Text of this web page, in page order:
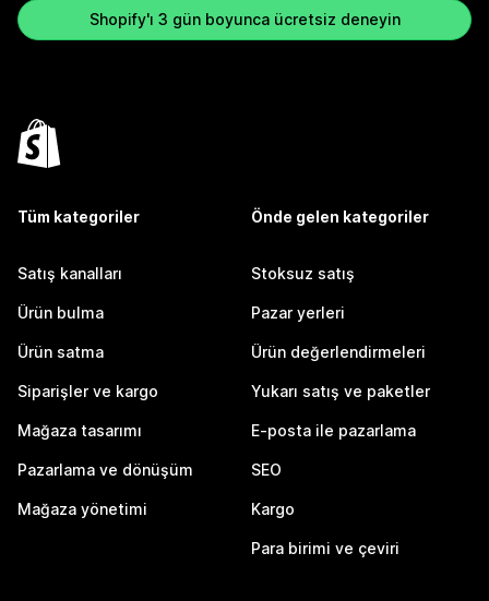
Shopify'ı 3 gün boyunca ücretsiz deneyin
Tüm kategoriler
Satış kanalları
Ürün bulma
Ürün satma
Siparişler ve kargo
Mağaza tasarımı
Pazarlama ve dönüşüm
Mağaza yönetimi
Önde gelen kategoriler
Stoksuz satış
Pazar yerleri
Ürün değerlendirmeleri
Yukarı satış ve paketler
E-posta ile pazarlama
SEO
Kargo
Para birimi ve çeviri